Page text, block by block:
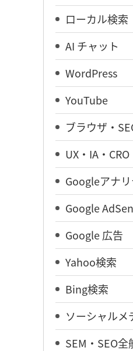
ローカル検索
AI チャット
WordPress
YouTube
ブラウザ・
UX・IA・
Googleアナ
Google
Google 広告
Yahoo検索
Bing検索
ソーシャルメ
SEM・SEO全